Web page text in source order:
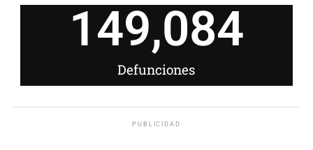
Defunciones
149,084
PUBLICIDAD